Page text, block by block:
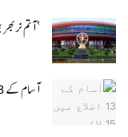
‘ آتم
آسام کے 13 اضلاع میں 15 لاکھ سے زائد افراد سیلاب سے متاثر